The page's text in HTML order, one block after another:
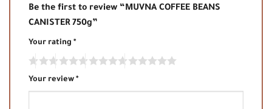
Be the first to review “MUVNA COFFEE BEANS
CANISTER 750g”
Your rating *
Your review *